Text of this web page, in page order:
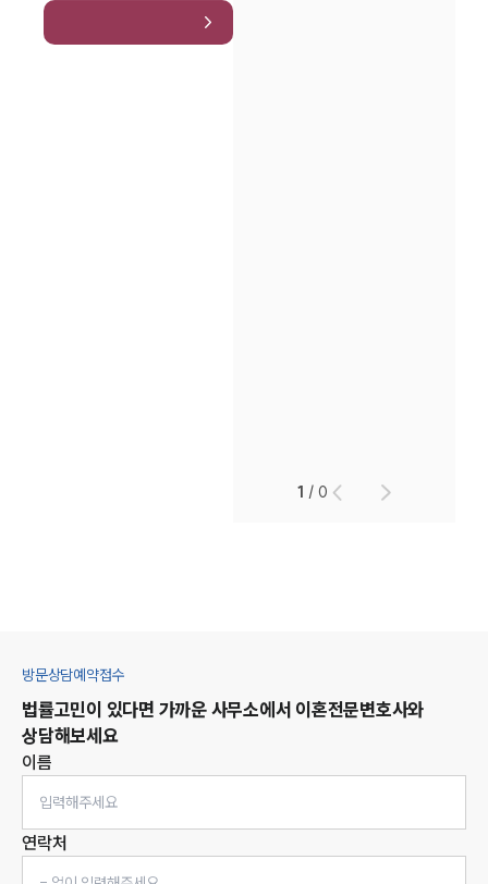
1 /0
방문상담예약접수
법률고민이 있다면 가까운 사무소에서 이혼전문변호사와
상담해보세요
이름
연락처